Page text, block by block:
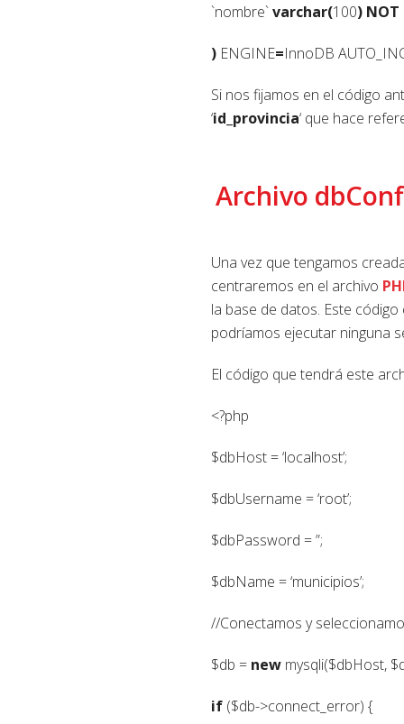
`nombre`varchar(100) NOT
) ENGINE=InnoDB
Si nos fijamos en el código
‘id_provincia‘ que hace
Archivo
Una vez que tengamos
centraremos en el archivo
la base de datos. Este
podríamos ejecutar ninguna
El código que tendrá este
<?php
$dbHost = ‘localhost’;
$dbUsername = ‘root’;
$dbPassword = ”;
$dbName = ‘municipios’;
//Conectamos y
$db = new mysqli($dbHost,
if ($db->connect_error) {